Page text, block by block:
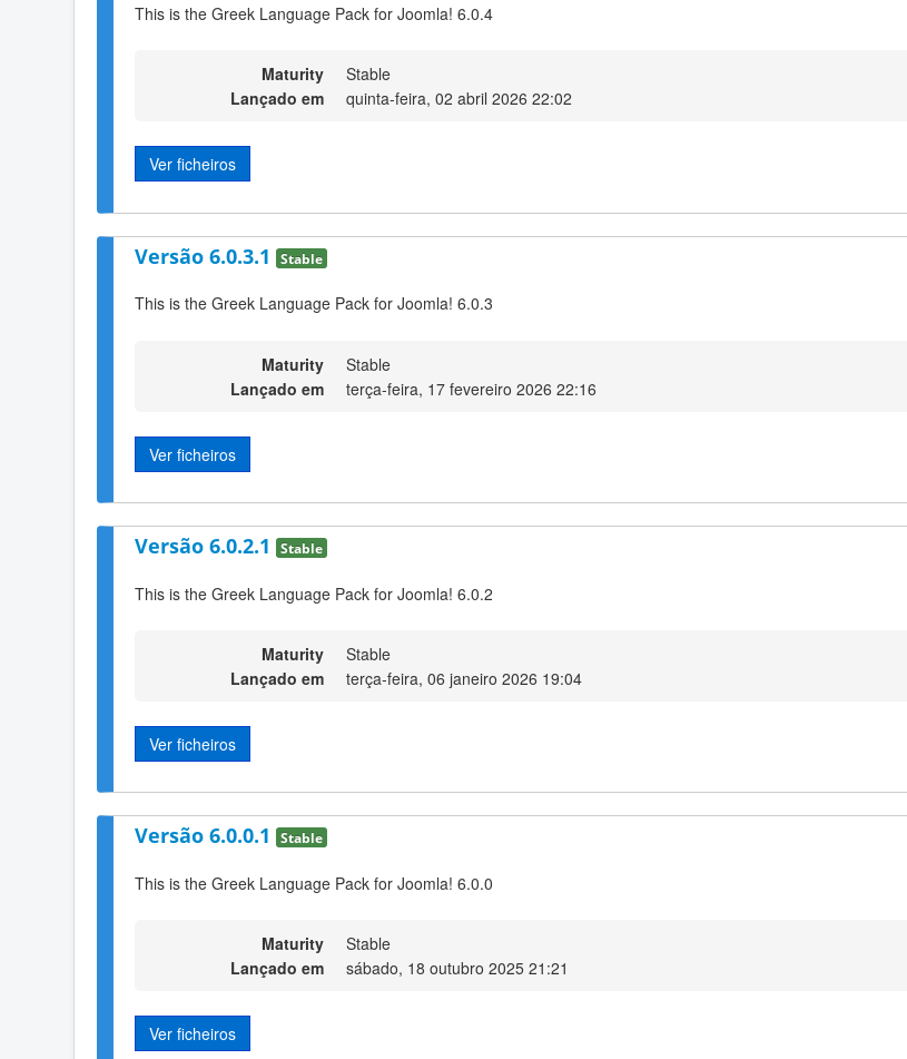
This is the Greek Language Pack for Joomla! 6.0.4
Maturity
Stable
Lançado em
quinta-feira, 02 abril 2026 22:02
Ver ficheiros
Versão 6.0.3.1 Stable
This is the Greek Language Pack for Joomla! 6.0.3
Maturity
Stable
Lançado em
terça-feira, 17 fevereiro 2026 22:16
Ver ficheiros
Versão 6.0.2.1 Stable
This is the Greek Language Pack for Joomla! 6.0.2
Maturity
Stable
Lançado em
terça-feira, 06 janeiro 2026 19:04
Ver ficheiros
Versão 6.0.0.1 Stable
This is the Greek Language Pack for Joomla! 6.0.0
Maturity
Stable
Lançado em
sábado, 18 outubro 2025 21:21
Ver ficheiros